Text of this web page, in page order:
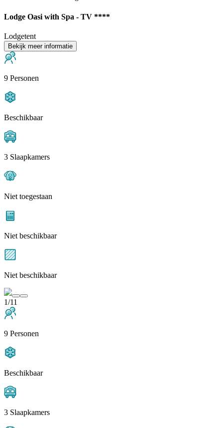
Lodge Oasi with Spa - TV ****
Lodgetent
Bekijk meer informatie
9 Personen
Beschikbaar
3 Slaapkamers
Niet toegestaan
Niet beschikbaar
Niet beschikbaar
1/11
9 Personen
Beschikbaar
3 Slaapkamers